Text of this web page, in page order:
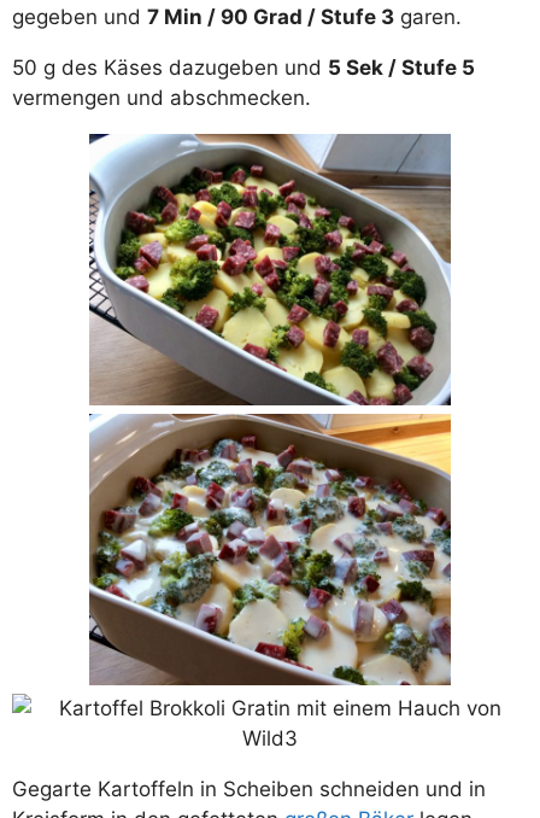
gegeben und 7 Min / 90 Grad / Stufe 3 garen.
50 g des Käses dazugeben und 5 Sek / Stufe 5
vermengen und abschmecken.
Gegarte Kartoffeln in Scheiben schneiden und in